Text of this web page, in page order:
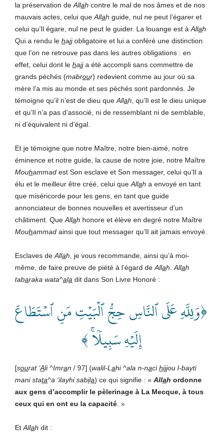
la préservation de Allah contre le mal de nos âmes et de nos
mauvais actes, celui que Allah guide, nul ne peut l’égarer et
celui qu’Il égare, nul ne peut le guider. La louange est à Allah
Qui a rendu le hajjobligatoire et lui a conféré une distinction
que l’on ne retrouve pas dans les autres obligations : en
effet, celui dont le hajja été accompli sans commettre de
grands péchés (mabrour) redevient comme au jour où sa
mère l’a mis au monde et ses péchés sont pardonnés. Je
témoigne qu’il n’est de dieu que Allah , qu’Il est le dieu unique
et qu’Il n’a pas d’associé, ni de ressemblant ni de semblable,
ni d’équivalent ni d’égal.
Et je témoigne que notre Maître, notre bien-aimé, notre
éminence et notre guide, la cause de notre joie, notre Maître
Mouhammad est Son esclave et Son messager, celui qu’Il a
élu et le meilleur être créé, celui que Allah a envoyé en tant
que miséricorde pour les gens, en tant que guide
annonciateur de bonnes nouvelles et avertisseur d’un
châtiment. Que Allah honore et élève en degré notre Maître
Mouhammad ainsi que tout messager qu’Il ait jamais envoyé.
Esclaves de Allah , je vous recommande, ainsi qu’à moi-
même, de faire preuve de piété à l’égard de Allah Allah
tabaraka wata^ala dit dans Son Livre Honoré :
﴿وَلِلَّهِ عَلَى ٱلنَّاسِ حِجُّ ٱلۡبَيۡتِ مَنِ ٱسۡتَطَاعَ
إِلَيۡهِ سَبِيلٗاۚ ﴾
[sourat ‘Ali ^Imran / 97] (walil-L ahi ^ala n-nacihijjou l-bayti
mani stata^a ‘ilayhi sabila) ce qui signifie : « Allah ordonne
aux gens d’accomplir le pèlerinage à La Mecque, à tous
ceux qui en ont eu la capacité . »
Et Allah dit :